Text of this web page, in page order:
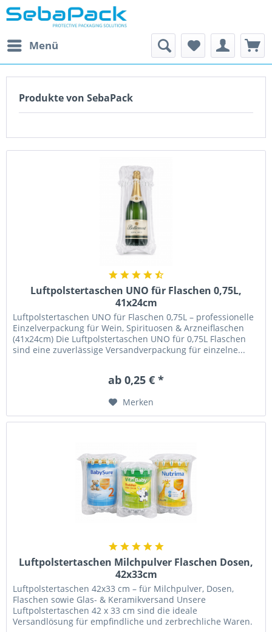
Menü
Produkte von SebaPack
Luftpolstertaschen UNO für Flaschen 0,75L,
41x24cm
Luftpolstertaschen UNO für Flaschen 0,75L – professionelle
Einzelverpackung für Wein, Spirituosen & Arzneiflaschen
(41x24cm) Die Luftpolstertaschen UNO für 0,75L Flaschen
sind eine zuverlässige Versandverpackung für einzelne...
ab 0,25 € *
Merken
Luftpolstertaschen Milchpulver Flaschen Dosen,
42x33cm
Luftpolstertaschen 42x33 cm – für Milchpulver, Dosen,
Flaschen sowie Glas- & Keramikversand Unsere
Luftpolstertaschen 42 x 33 cm sind die ideale
Versandlösung für empfindliche und zerbrechliche Waren.